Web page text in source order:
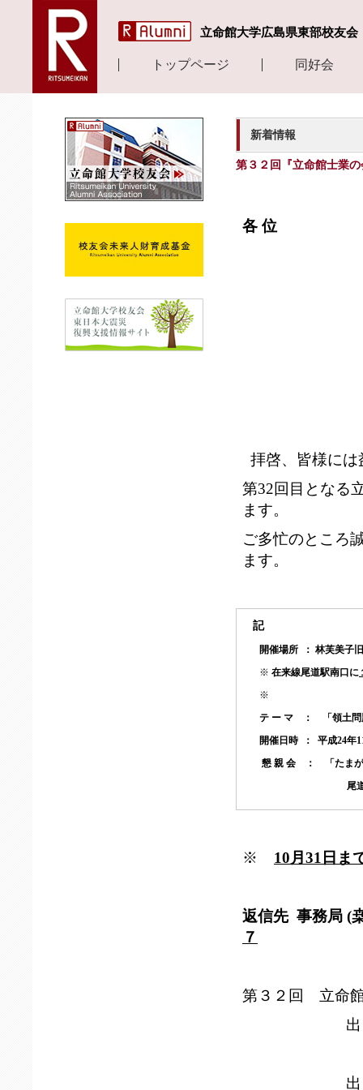
立命館大学広島県東部校友会
トップページ 同好会
新着情報
第３２回『立命館士業
各 位
拝啓、皆様に
第32回目となる
ます。
ご多忙のところ
ます。
記
開催場所 ： 林芙美子
※ 在来線尾道駅南口に
※
テ ー マ ：
「領土
開催日時 ：
平成24年
懇 親 会 ： 「たまが
尾道市土
※ 10月31日ま
返信先 事務局
７
第３２回 立命館
出 席
出 席